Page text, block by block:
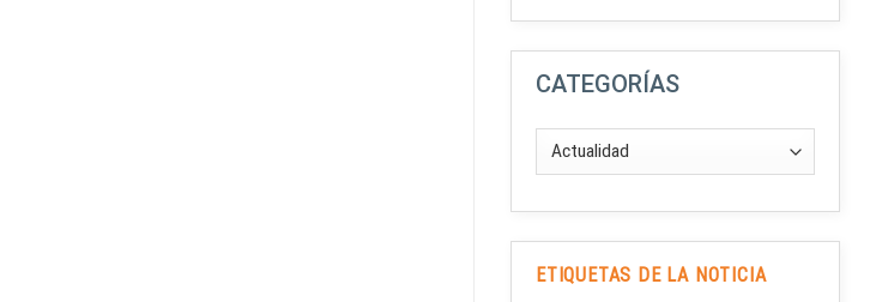
CATEGORÍAS
ETIQUETAS DE LA NOTICIA